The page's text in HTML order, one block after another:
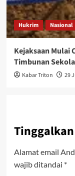
Hukrim Nasional
Kejaksaan Mulai
Timbunan
Kabar Triton 29
Alamat email
wajib ditandai *